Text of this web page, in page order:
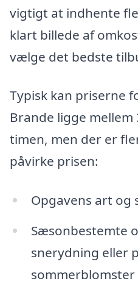
vigtigt at indhente
klart billede af
vælge det bedste
Typisk kan priserne
Brande ligge mellem
timen, men der er
påvirke prisen:
Opgavens art og
Sæsonbestemte
snerydning eller
sommerblomster